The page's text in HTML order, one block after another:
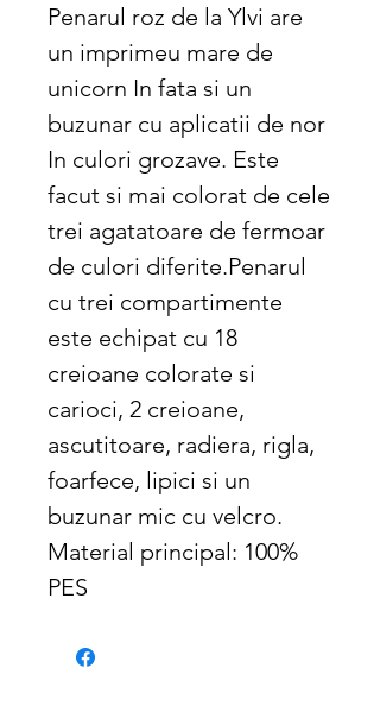
Penarul roz de la Ylvi are
un imprimeu mare de
unicorn In fata si un
buzunar cu aplicatii de nor
In culori grozave. Este
facut si mai colorat de cele
trei agatatoare de fermoar
de culori diferite.Penarul
cu trei compartimente
este echipat cu 18
creioane colorate si
carioci, 2 creioane,
ascutitoare, radiera, rigla,
foarfece, lipici si un
buzunar mic cu velcro.
Material principal: 100%
PES